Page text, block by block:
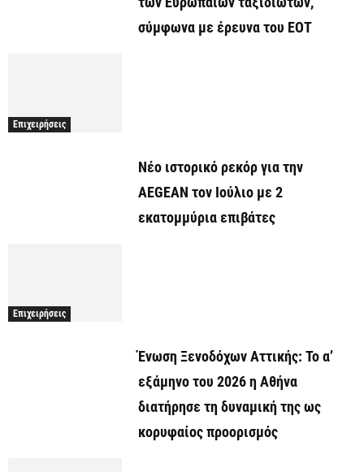
σύμφωνα με έρευνα του ΕΟΤ
Επιχειρήσεις
Νέο ιστορικό ρεκόρ για την
AEGEAN τον Ιούλιο με 2
εκατομμύρια επιβάτες
Επιχειρήσεις
Ένωση Ξενοδόχων Αττικής: Το α’
εξάμηνο του 2026 η Αθήνα
διατήρησε τη δυναμική της ως
κορυφαίος προορισμός